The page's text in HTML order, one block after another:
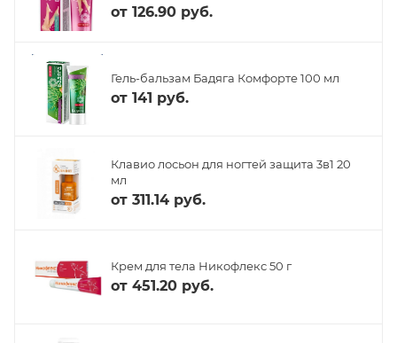
от 126.90 руб.
Гель-бальзам Бадяга Комфорте 100 мл
от 141 руб.
Клавио лосьон для ногтей защита 3в1 20
мл
от 311.14 руб.
Крем для тела Никофлекс 50 г
от 451.20 руб.